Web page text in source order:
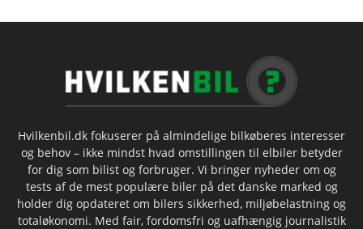
Hvilkenbil.dk fokuserer på almindelige bilkøberes interesser
og behov – ikke mindst hvad omstillingen til elbiler betyder
for dig som bilist og forbruger. Vi bringer nyheder om og
tests af de mest populære biler på det danske marked og
holder dig opdateret om bilers sikkerhed, miljøbelastning og
totaløkonomi. Med fair, fordomsfri og uafhængig journalistik